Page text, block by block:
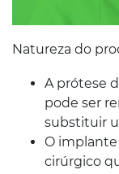
Natureza do
A prótese
pode ser
substituir
O
cirúrgico